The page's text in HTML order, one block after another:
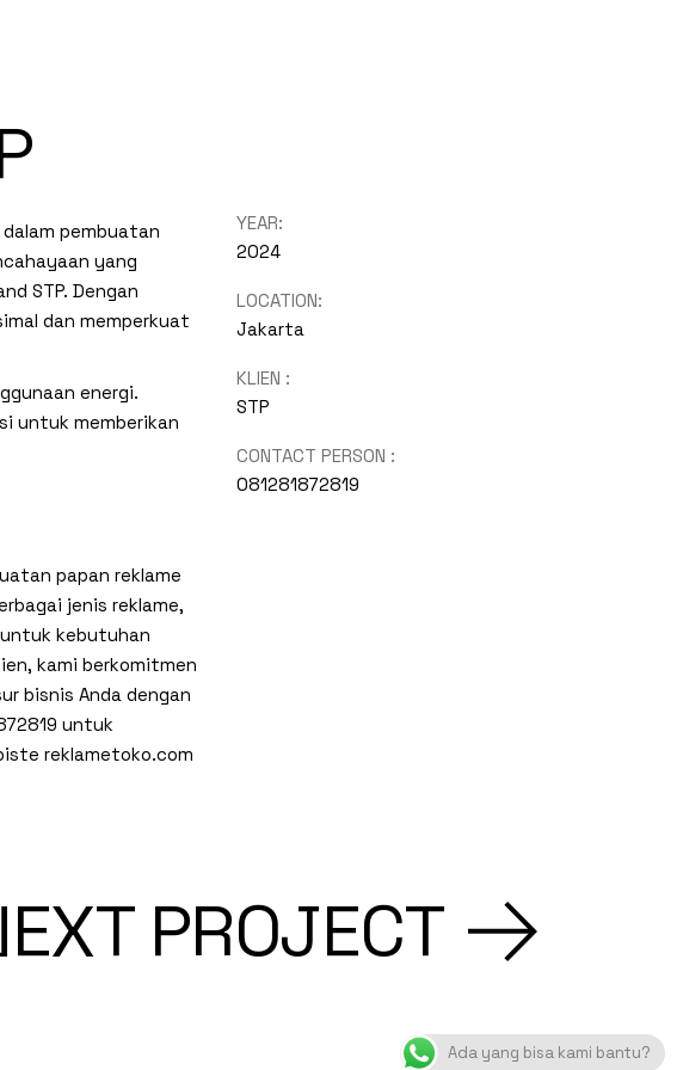
pembuatan
yang
STP. Dengan
dan memperkuat
energi.
untuk memberikan
papan reklame
jenis reklame,
kebutuhan
kami berkomitmen
bisnis Anda dengan
untuk
reklametoko.com
YEAR:
2024
LOCATION:
Jakarta
KLIEN :
STP
CONTACT PERSON :
081281872819
PROJECT
Ada yang bisa kami bantu?